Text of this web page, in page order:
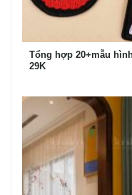
Tổng hợp 20+mẫu
29K